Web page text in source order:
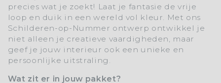
precies wat je zoekt! Laat je fantasie de vrije
loop en duik in een wereld vol kleur. Met ons
Schilderen-op-Nummer ontwerp ontwikkel je
niet alleen je creatieve vaardigheden, maar
geef je jouw interieur ook een unieke en
persoonlijke uitstraling.
Wat zit er in jouw pakket?